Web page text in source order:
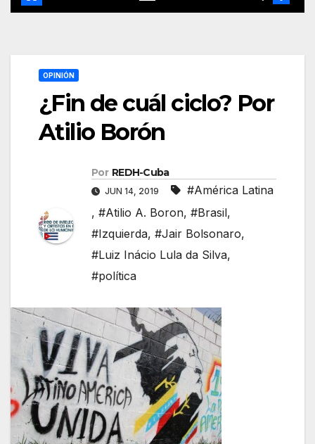
OPINIÓN
¿Fin de cuál ciclo? Por
Atilio Borón
Por REDH-Cuba
JUN 14, 2019
#América Latina
, #Atilio A. Boron, #Brasil,
#Izquierda, #Jair Bolsonaro,
#Luiz Inácio Lula da Silva,
#política